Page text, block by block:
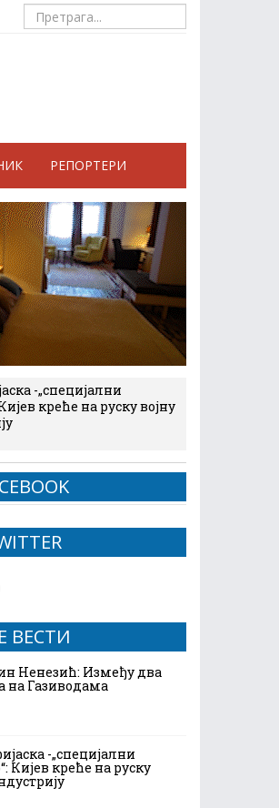
РЕПОРТЕРИ
-„специјални
креће на руску војну
ВЕСТИ
Ненезић: Између два
на Газиводама
-„специјални
Кијев креће на руску